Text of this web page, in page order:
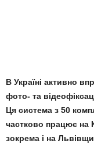
В Україні активно
фото- та
Ця система з 50
частково працює на
зокрема і на